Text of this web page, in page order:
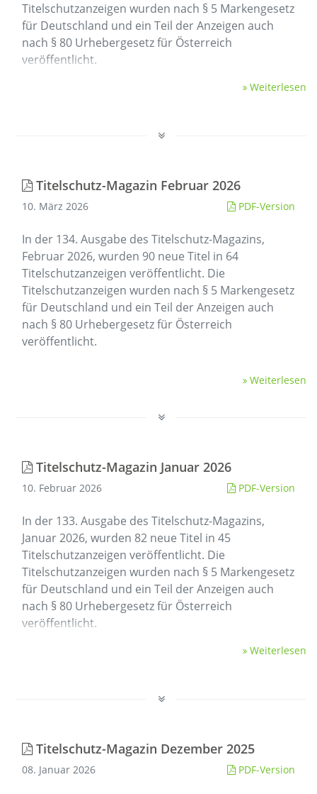
Titelschutzanzeigen wurden nach § 5 Markengesetz
für Deutschland und ein Teil der Anzeigen auch
nach § 80 Urhebergesetz für Österreich
veröffentlicht.
Weiterlesen
Titelschutz-Magazin Februar 2026
10. März 2026 PDF-Version
In der 134. Ausgabe des Titelschutz-Magazins,
Februar 2026, wurden 90 neue Titel in 64
Titelschutzanzeigen veröffentlicht. Die
Titelschutzanzeigen wurden nach § 5 Markengesetz
für Deutschland und ein Teil der Anzeigen auch
nach § 80 Urhebergesetz für Österreich
veröffentlicht.
Weiterlesen
Titelschutz-Magazin Januar 2026
10. Februar 2026 PDF-Version
In der 133. Ausgabe des Titelschutz-Magazins,
Januar 2026, wurden 82 neue Titel in 45
Titelschutzanzeigen veröffentlicht. Die
Titelschutzanzeigen wurden nach § 5 Markengesetz
für Deutschland und ein Teil der Anzeigen auch
nach § 80 Urhebergesetz für Österreich
veröffentlicht.
Weiterlesen
Titelschutz-Magazin Dezember 2025
08. Januar 2026 PDF-Version